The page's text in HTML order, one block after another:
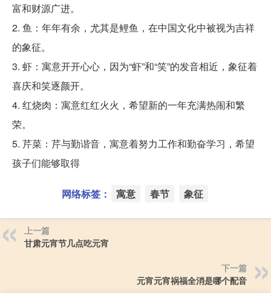
富和财源广进。
2. 鱼：年年有余，尤其是鲤鱼，在中国文化中被视为吉祥
的象征。
3. 虾：寓意开开心心，因为“虾”和“笑”的发音相近，象征着
喜庆和笑逐颜开。
4. 红烧肉：寓意红红火火，希望新的一年充满热闹和繁
荣。
5. 芹菜：芹与勤谐音，寓意着努力工作和勤奋学习，希望
孩子们能够取得
网络标签： 寓意 春节 象征
上一篇
甘肃元宵节几点吃元宵
下一篇
元宵元宵祸福全消是哪个配音